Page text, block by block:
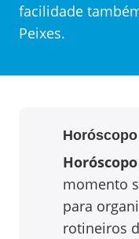
facilidade
Peixes.
momento
para
rotineiros